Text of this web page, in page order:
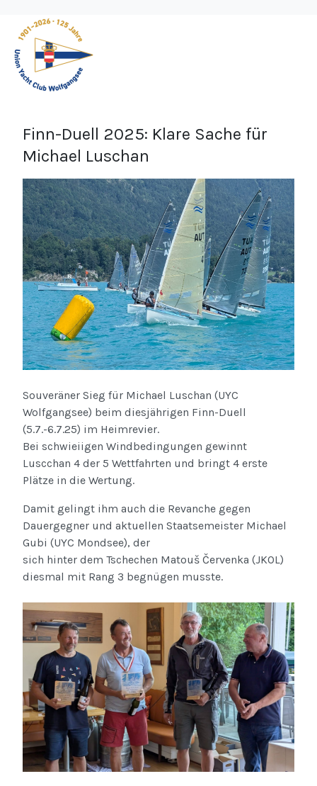
Finn-Duell 2025: Klare Sache für
Michael Luschan
Souveräner Sieg für Michael Luschan (UYC
Wolfgangsee) beim diesjährigen Finn-Duell
(5.7.-6.7.25) im Heimrevier.
Bei schwieiigen Windbedingungen gewinnt
Luscchan 4 der 5 Wettfahrten und bringt 4 erste
Plätze in die Wertung.
Damit gelingt ihm auch die Revanche gegen
Dauergegner und aktuellen Staatsemeister Michael
Gubi (UYC Mondsee), der
sich hinter dem Tschechen Matouš Červenka (JKOL)
diesmal mit Rang 3 begnügen musste.